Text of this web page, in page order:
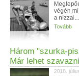
végén
a nizzai...
Tovább
Három "szurka-
Már lehet
2018.